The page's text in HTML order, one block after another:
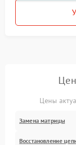
Цены
Замена матрицы
Восстановление